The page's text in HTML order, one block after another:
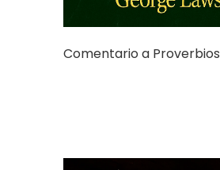
Comentario a Proverbios